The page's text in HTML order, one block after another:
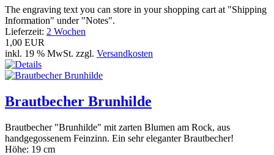
The engraving text you can store in your shopping cart at "Shipping
Information" under "Notes".
Lieferzeit: 2 Wochen
1,00 EUR
inkl. 19 % MwSt. zzgl. Versandkosten
Brautbecher Brunhilde
Brautbecher "Brunhilde" mit zarten Blumen am Rock, aus
handgegossenem Feinzinn. Ein sehr eleganter Brautbecher!
Höhe: 19 cm